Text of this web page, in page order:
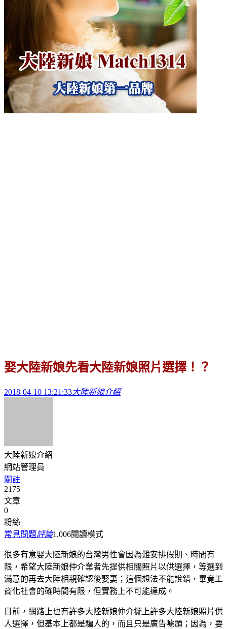
娶大陸新娘先看大陸新娘照片選擇！？
2018-04-10 13:21:33大陸新娘介紹
大陸新娘介紹
網站管理員
關註
2175
文章
0
粉絲
常見問題評論1,006閱讀模式
很多有意娶大陸新娘的台灣男性會因為難安排假期、時間有
限，希望大陸新娘仲介業者先提供相關照片以供選擇，等選到
滿意的再去大陸相親確認後娶妻；這個想法不能說錯，畢竟工
商化社會的確時間有限，但實務上不可能達成。
目前，網路上也有許多大陸新娘仲介擺上許多大陸新娘照片供
人選擇，但基本上都是騙人的，而且只是廣告噱頭；因為，要